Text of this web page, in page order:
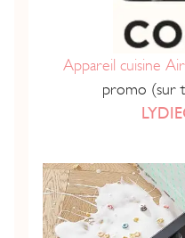
Appareil cuisine
promo (sur